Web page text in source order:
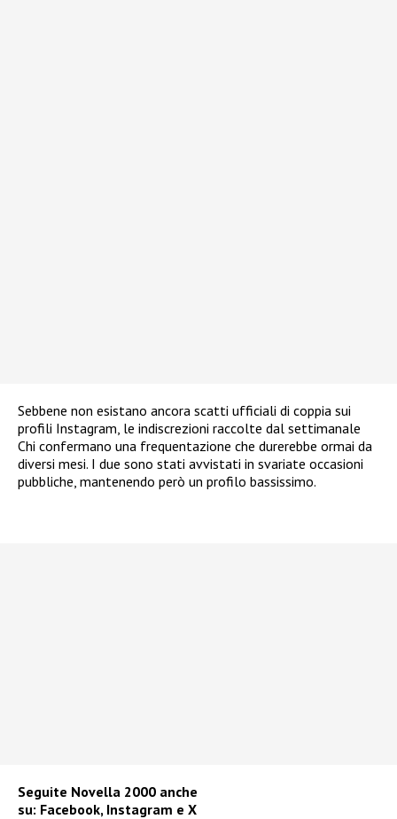
Sebbene non esistano ancora scatti ufficiali di coppia sui
profili Instagram, le indiscrezioni raccolte dal settimanale
Chi confermano una frequentazione che durerebbe ormai da
diversi mesi. I due sono stati avvistati in svariate occasioni
pubbliche, mantenendo però un profilo bassissimo.
Seguite Novella 2000 anche
su: Facebook, Instagram e X